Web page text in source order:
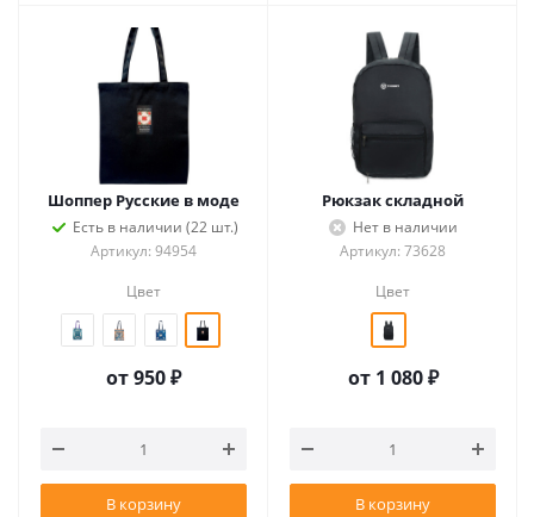
Шоппер Русские в моде
Есть в наличии (22 шт.)
Артикул: 94954
Цвет
от950 ₽
В корзину
Рюкзак складной
Нет в наличии
Артикул: 73628
Цвет
от 1 080 ₽
В корзину